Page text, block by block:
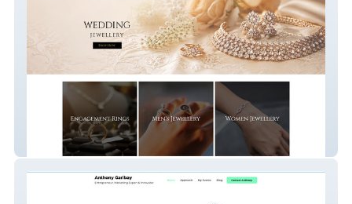
Ramdeholl's Jewellery